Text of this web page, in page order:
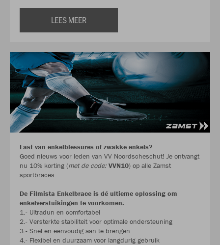
LEES MEER
Last van enkelblessures of zwakke enkels?
Goed nieuws voor leden van VV Noordscheschut! Je ontvangt
nu 10% korting (met de code: VVN10) op alle Zamst
sportbraces.
De Filmista Enkelbrace is dé ultieme oplossing om
enkelverstuikingen te voorkomen:
1.- Ultradun en comfortabel
2.- Versterkte stabiliteit voor optimale ondersteuning
3.- Snel en eenvoudig aan te brengen
4.- Flexibel en duurzaam voor langdurig gebruik